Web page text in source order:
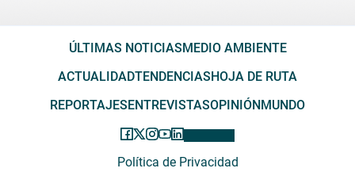
ÚLTIMAS NOTICIASMEDIO AMBIENTE
ACTUALIDADTENDENCIASHOJA DE RUTA
REPORTAJESENTREVISTASOPINIÓNMUNDO
Política de Privacidad